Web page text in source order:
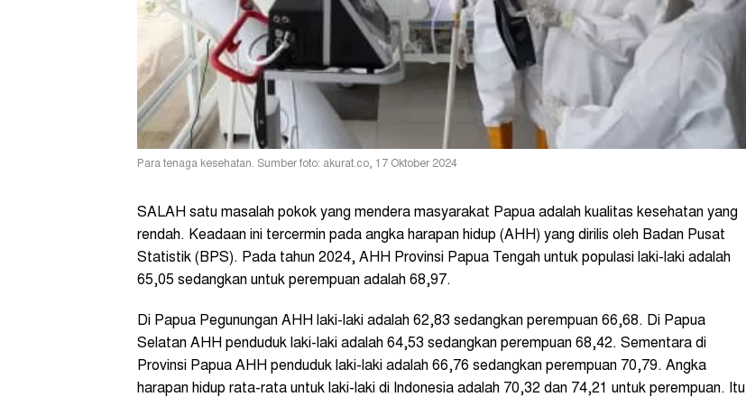
Para tenaga kesehatan. Sumber foto: akurat.co, 17 Oktober 2024
SALAH satu masalah pokok yang mendera masyarakat Papua adalah kualitas kesehatan yang
rendah. Keadaan ini tercermin pada angka harapan hidup (AHH) yang dirilis oleh Badan Pusat
Statistik (BPS). Pada tahun 2024, AHH Provinsi Papua Tengah untuk populasi laki-laki adalah
65,05 sedangkan untuk perempuan adalah 68,97.
Di Papua Pegunungan AHH laki-laki adalah 62,83 sedangkan perempuan 66,68. Di Papua
Selatan AHH penduduk laki-laki adalah 64,53 sedangkan perempuan 68,42. Sementara di
Provinsi Papua AHH penduduk laki-laki adalah 66,76 sedangkan perempuan 70,79. Angka
harapan hidup rata-rata untuk laki-laki di Indonesia adalah 70,32 dan 74,21 untuk perempuan. Itu